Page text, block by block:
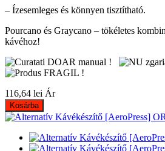
– Ízesemleges és könnyen tisztítható.
Pourcano és Graycano – tökéletes
kávéhoz!
116,64 lei Ár
Kosárba